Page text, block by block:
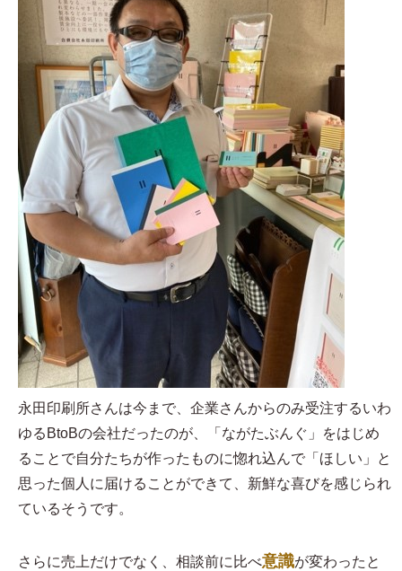
永田印刷所さんは今まで、企業さんからのみ受注するいわ
ゆるBtoBの会社だったのが、「ながたぶんぐ」をはじめ
ることで自分たちが作ったものに惚れ込んで「ほしい」と
思った個人に届けることができて、新鮮な喜びを感じられ
ているそうです。
さらに売上だけでなく、相談前に比べ意識が変わったと